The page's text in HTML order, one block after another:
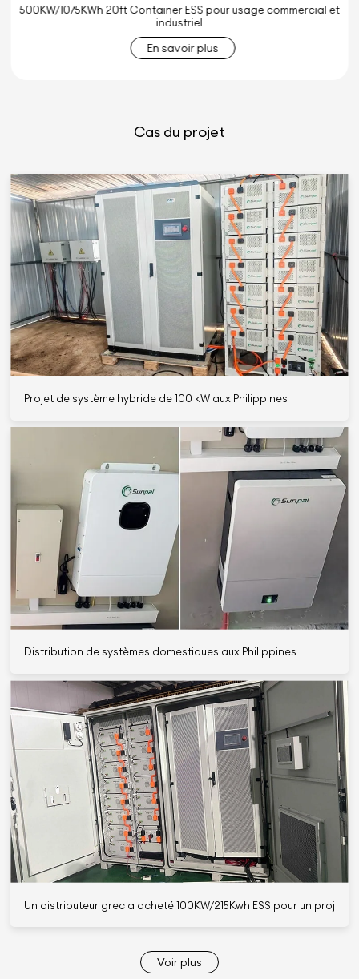
125kW/261kWh Liquid-Cooled Outdoor ESS for C&I Solar
Battery Backup (ESS extérieur refroidi par liquide pour la
sauvegarde des batteries solaires C&I)
En savoir plus
Cas du projet
Projet de système hybride de 100 kW aux Philippines
Distribution de systèmes domestiques aux Philippines
Un distributeur grec a acheté 100KW/215Kwh ESS pour un projet
Voir plus